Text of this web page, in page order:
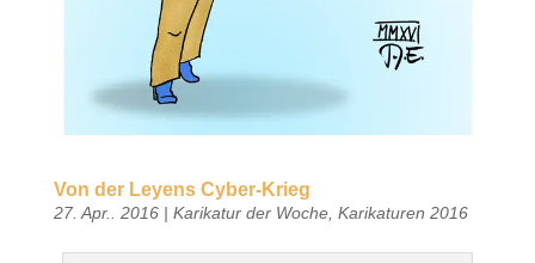
Von der Leyens Cyber-Krieg
27. Apr.. 2016| Karikatur der Woche, Karikaturen 2016